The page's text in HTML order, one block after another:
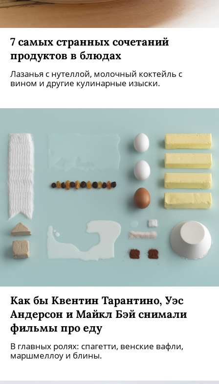
7 самых странных сочетаний
продуктов в блюдах
Лазанья с нутеллой, молочный коктейль с
вином и другие кулинарные изыски.
Как бы Квентин Тарантино, Уэс
Андерсон и Майкл Бэй снимали
фильмы про еду
В главных ролях: спагетти, венские вафли,
маршмеллоу и блины.